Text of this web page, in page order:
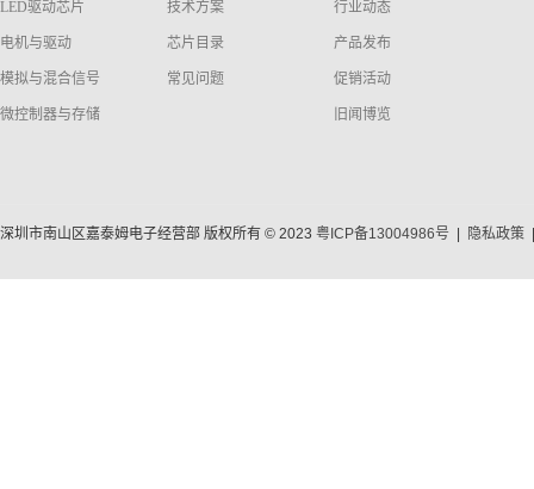
LED驱动芯片
电机与驱动
模拟与混合信号
微控制器与存储
技术方案
芯片目录
常见问题
行业动态
产品发布
促销活动
旧闻博览
深圳市南山区嘉泰姆电子经营部 版权所有 © 2023 粤ICP备13004986号 隐私政策